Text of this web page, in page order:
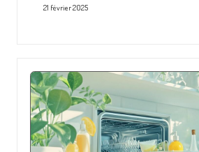
21 février 2025